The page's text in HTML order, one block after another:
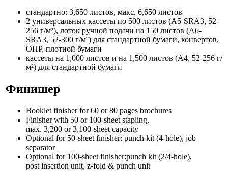
стандартно: 3,650 листов, макс. 6,650 листов
2 универсальных кассеты по 500 листов (A5-SRA3, 52-
256 г/м²), лоток ручной подачи на 150 листов (A6-
SRA3, 52-300 г/м²) для стандартной бумаги, конвертов,
OHP, плотной бумаги
кассеты на 1,000 листов и на 1,500 листов (A4, 52-256 г/
м²) для стандартной бумаги
Финишер
Booklet finisher for 60 or 80 pages brochures
Finisher with 50 or 100-sheet stapling,
max. 3,200 or 3,100-sheet capacity
Optional for 50-sheet finisher: punch kit (4-hole), job
separator
Optional for 100-sheet finisher:punch kit (2/4-hole),
post insertion unit, z-fold & punch unit